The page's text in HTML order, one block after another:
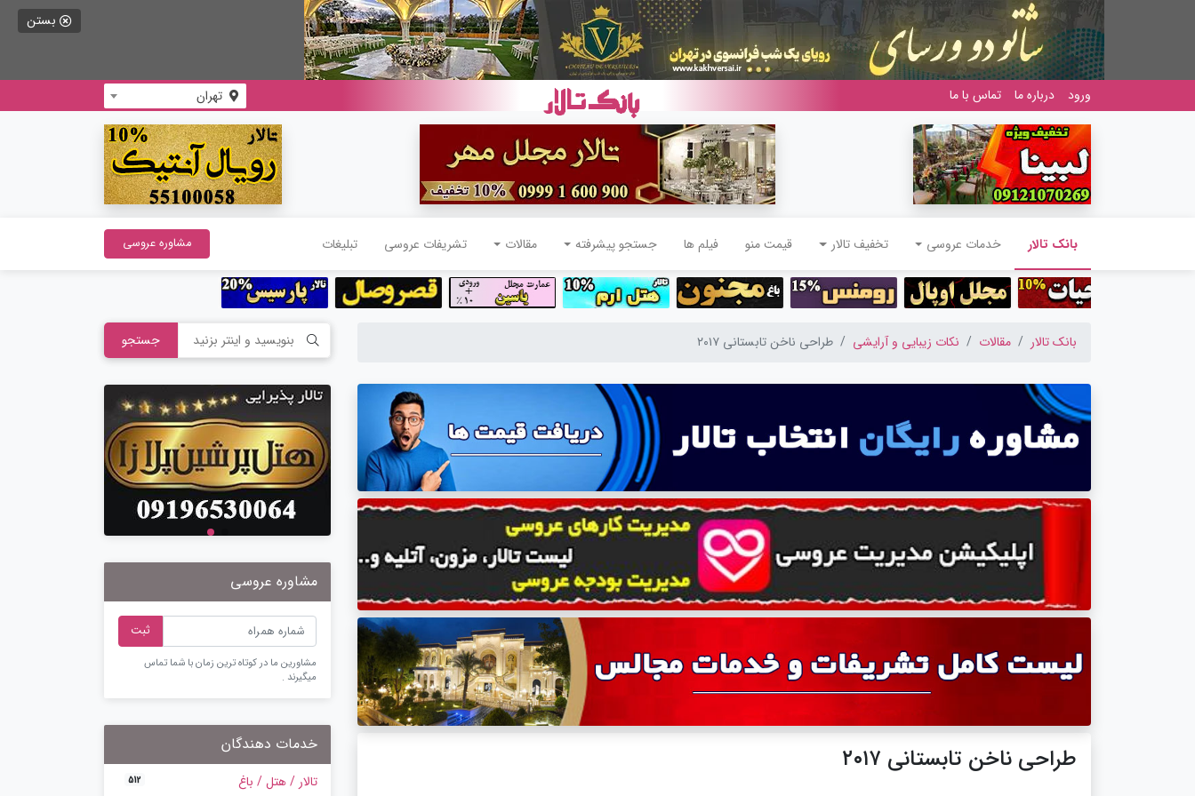
بستن
ورود درباره ما تماس با ما تهران
بانک تالار خدمات عروسی تخفیف تالار قیمت منو فیلم ها جستجو پیشرفته مقالات تشریفات عروسی تبلیغات مشاوره عروسی
بانک تالار مقالات نکات زیبایی و آرایشی طراحی ناخن تابستانی ۲۰۱۷
طراحی ناخن تابستانی ۲۰۱۷
جستجو
مشاوره عروسی
ثبت
مشاورین ما در کوتاه ترین زمان با شما تماس
میگیرند .
خدمات دهندگان
تالار / هتل / باغ 512